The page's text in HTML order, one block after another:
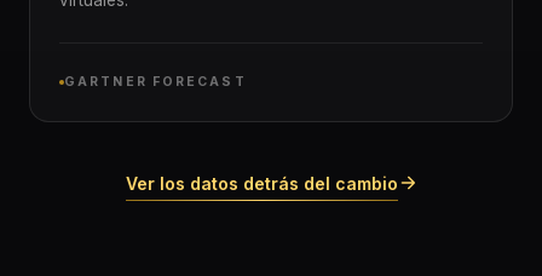
GARTNER FORECAST
Ver los datos detrás del cambio